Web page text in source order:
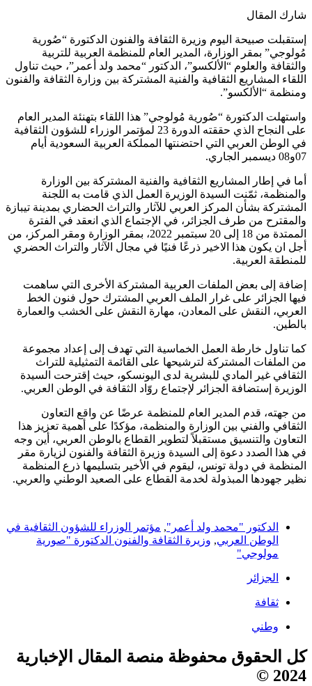
شارك المقال
إستقبلت صبيحة اليوم وزيرة الثقافة والفنون الدكتورة “صُورية
مُولوجي” بمقر الوزارة، المدير العام للمنظمة العربية للتربية
والثقافة والعلوم “الألكسو”، الدكتور “محمد ولد أعمر”، حيث تناول
اللقاء المشاريع الثقافية والفنية المشتركة بين وزارة الثقافة والفنون
ومنظمة “الألكسو”.
واستهلت الدكتورة “صُورية مُولوجي” هذا اللقاء بتهنئة المدير العام
على النجاح الذي حققته الدورة 23 لمؤتمر الوزراء للشؤون الثقافية
في الوطن العربي التي احتضنتها المملكة العربية السعودية أيام
07و08 ديسمبر الجاري.
أما في إطار المشاريع الثقافية والفنية المشتركة بين الوزارة
والمنظمة، ثمّنت السيدة الوزيرة العمل الذي قامت به اللجنة
المشتركة بشأن المركز العربي للآثار والتراث الحضاري بمدينة تيبازة
والمقترح من طرف الجزائر، في الإجتماع الذي انعقد في الفترة
الممتدة من 18 إلى 20 سبتمبر 2022، بمقر الوزارة ومقر المركز، من
أجل ان يكون هذا الاخير ذرعًا فنيًا في مجال الآثار والتراث الحضري
للمنطقة العربية.
إضافة إلى بعض الملفات العربية المشتركة الأخرى التي ساهمت
فيها الجزائر على غرار الملف العربي المشترك حول فنون الخط
العربي، النقش على المعادن، مهارة النقش على الخشب والعمارة
بالطين.
كما تناول خارطة العمل الخماسية التي تهدف إلى إعداد مجموعة
من الملفات المشتركة لترشيحها على القائمة التمثيلية للتراث
الثقافي غير المادي للبشرية لدى اليونسكو، حيث إقترحت السيدة
الوزيرة إستضافة الجزائر لإجتماع روّاد الثقافة في الوطن العربي.
من جهته، قدم المدير العام للمنظمة عرضًا عن واقع التعاون
الثقافي والفني بين الوزارة والمنظمة، مؤكدًا على أهمية تعزيز هذا
التعاون والتنسيق مستقبلاً لتطوير القطاع بالوطن العربي، أين وجه
في هذا الصدد دعوة إلى السيدة وزيرة الثقافة والفنون لزيارة مقر
المنظمة في دولة تونس، ليقوم في الأخير بتسليمها ذرع المنظمة
نظير جهودها المبذولة لخدمة القطاع على الصعيد الوطني والعربي.
الدكتور "محمد ولد أعمر", مؤتمر الوزراء للشؤون الثقافية في
الوطن العربي, وزيرة الثقافة والفنون الدكتورة "صورية
مولوجي"
الجزائر
ثقافة
وطني
كل الحقوق محفوظة منصة المقال الإخبارية
2024 ©